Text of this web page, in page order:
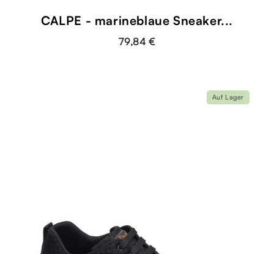
CALPE - marineblaue Sneaker...
79,84 €
Auf Lager